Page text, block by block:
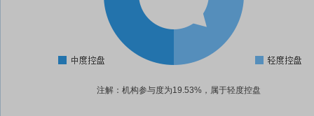
注解：机构参与度为19.53%，属于轻度控盘